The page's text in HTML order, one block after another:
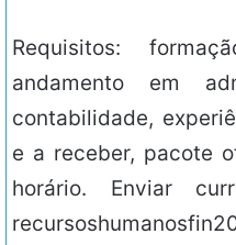
Requisitos:
andamento em
contabilidade,
e a receber, pacote
horário. Enviar